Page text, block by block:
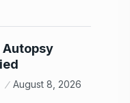
Autopsy
August 8, 2026